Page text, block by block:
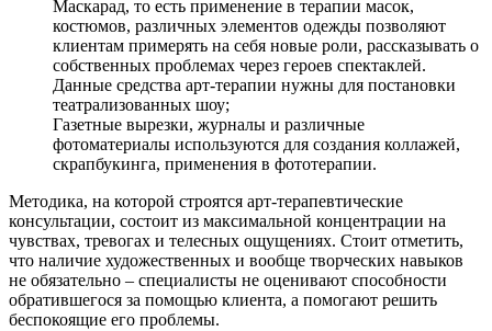
Маскарад, то есть применение в терапии масок,
костюмов, различных элементов одежды позволяют
клиентам примерять на себя новые роли, рассказывать о
собственных проблемах через героев спектаклей.
Данные средства арт-терапии нужны для постановки
театрализованных шоу;
Газетные вырезки, журналы и различные
фотоматериалы используются для создания коллажей,
скрапбукинга, применения в фототерапии.
Методика, на которой строятся арт-терапевтические
консультации, состоит из максимальной концентрации на
чувствах, тревогах и телесных ощущениях. Стоит отметить,
что наличие художественных и вообще творческих навыков
не обязательно – специалисты не оценивают способности
обратившегося за помощью клиента, а помогают решить
беспокоящие его проблемы.